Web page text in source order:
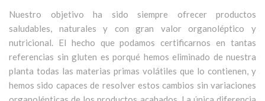
Nuestro objetivo ha sido siempre ofrecer productos
saludables, naturales y con gran valor organoléptico y
nutricional. El hecho que podamos certificarnos en tantas
referencias sin gluten es porqué hemos eliminado de nuestra
planta todas las materias primas volátiles que lo contienen, y
hemos sido capaces de resolver estos cambios sin variaciones